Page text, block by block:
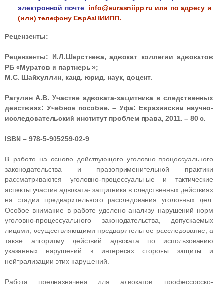
электронной почте info@eurasniipp.ru или по адресу и
(или) телефону ЕврАзНИИПП.
Рецензенты:
Рецензенты: И.Л.Шерстнева, адвокат коллегии адвокатов
РБ «Муратов и партнеры»;
М.С. Шайхуллин, канд. юрид. наук, доцент.
Рагулин А.В. Участие адвоката-защитника в следственных
действиях: Учебное пособие. – Уфа: Евразийский научно-
исследовательский институт проблем права, 2011. – 80 с.
ISBN – 978-5-905259-02-9
В работе на основе действующего уголовно-процессуального
законодательства и правоприменительной практики
рассматриваются уголовно-процессуальные и тактические
аспекты участия адвоката- защитника в следственных действиях
на стадии предварительного расследования уголовных дел.
Особое внимание в работе уделено анализу нарушений норм
уголовно-процессуального законодательства, допускаемых
лицами, осуществляющими предварительное расследование, а
также алгоритму действий адвоката по использованию
указанных нарушений в интересах стороны защиты и
нейтрализации этих нарушений.
Работа предназначена для адвокатов, профессорско-